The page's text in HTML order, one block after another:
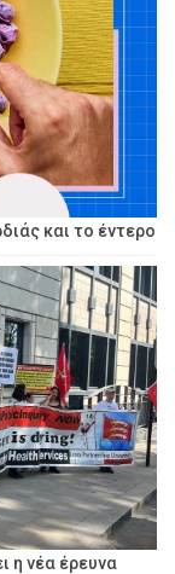
και το έντερο
η νέα έρευνα